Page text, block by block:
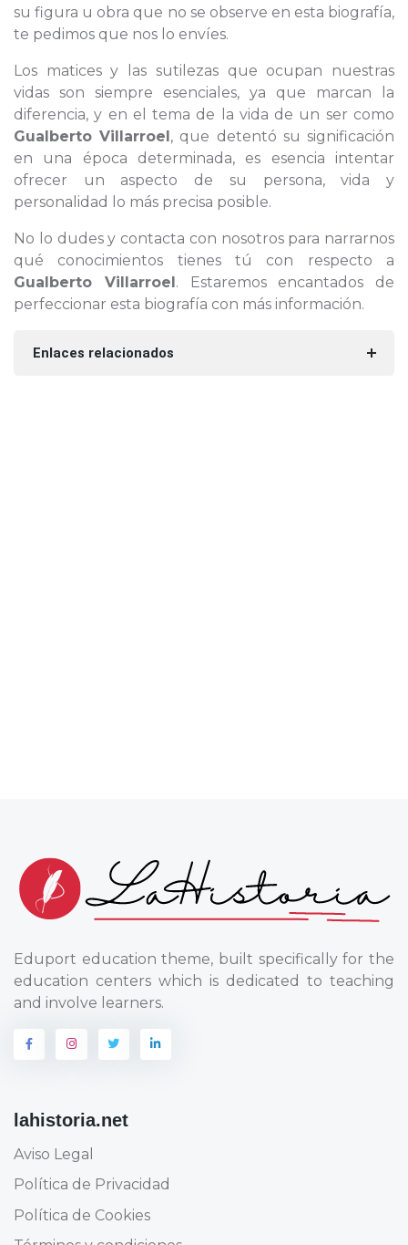
su figura u obra que no se observe en esta biografía,
te pedimos que nos lo envíes.
Los matices y las sutilezas que ocupan nuestras
vidas son siempre esenciales, ya que marcan la
diferencia, y en el tema de la vida de un ser como
Gualberto Villarroel, que detentó su significación
en una época determinada, es esencia intentar
ofrecer un aspecto de su persona, vida y
personalidad lo más precisa posible.
No lo dudes y contacta con nosotros para narrarnos
qué conocimientos tienes tú con respecto a
Gualberto Villarroel. Estaremos encantados de
perfeccionar esta biografía con más información.
Enlaces relacionados
Eduport education theme, built specifically for the
education centers which is dedicated to teaching
and involve learners.
lahistoria.net
Aviso Legal
Política de Privacidad
Política de Cookies